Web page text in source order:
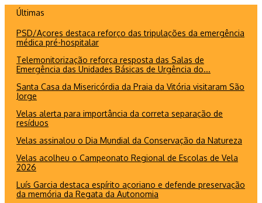
conteúdo
Últimas
PSD/Açores destaca reforço das tripulações da emergência
médica pré-hospitalar
Telemonitorização reforça resposta das Salas de
Emergência das Unidades Básicas de Urgência do...
Santa Casa da Misericórdia da Praia da Vitória visitaram São
Jorge
Velas alerta para importância da correta separação de
resíduos
Velas assinalou o Dia Mundial da Conservação da Natureza
Velas acolheu o Campeonato Regional de Escolas de Vela
2026
Luís Garcia destaca espírito açoriano e defende preservação
da memória da Regata da Autonomia